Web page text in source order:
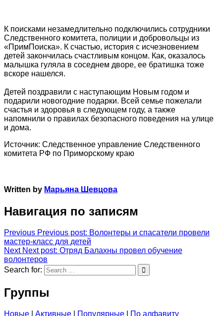
К поисками незамедлительно подключились сотрудники
Следственного комитета, полиции и добровольцы из
«ПримПоиска». К счастью, история с исчезновением
детей закончилась счастливым концом. Как, оказалось
малышка гуляла в соседнем дворе, ее братишка тоже
вскоре нашелся.
Детей поздравили с наступающим Новым годом и
подарили новогодние подарки. Всей семье пожелали
счастья и здоровья в следующем году, а также
напомнили о правилах безопасного поведения на улице
и дома.
Источник: Следственное управление Следственного
комитета РФ по Приморскому краю
Written by Марьяна Шевцова
Навигация по записям
Previous Previous post: Волонтеры и спасатели провели
мастер-класс для детей
Next Next post: Отряд Балахны провел обучение
волонтеров
Search for:
Группы
Новые Активные Популярные По алфавиту